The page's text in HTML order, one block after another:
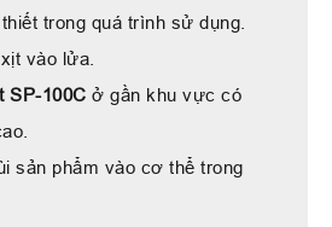
trong quá trình sử dụng.
vào lửa.
SP-100C ở gần khu vực có
sản phẩm vào cơ thể trong